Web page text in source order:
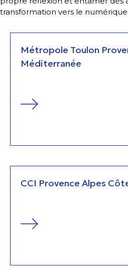
transformation vers le
Métropole Toulon
Méditerranée
CCI Provence Alpes